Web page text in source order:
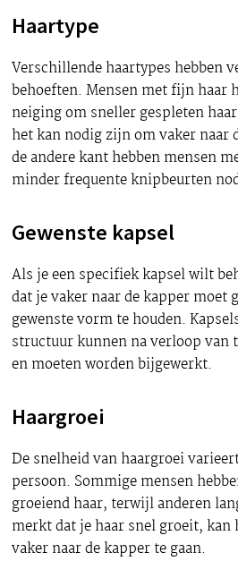
Haartype
Verschillende haartypes hebben
behoeften. Mensen met fijn haar
neiging om sneller gespleten
het kan nodig zijn om vaker naar
de andere kant hebben mensen
minder frequente knipbeurten
Gewenste kapsel
Als je een specifiek kapsel wilt
dat je vaker naar de kapper moet
gewenste vorm te houden.
structuur kunnen na verloop
en moeten worden bijgewerkt.
Haargroei
De snelheid van haargroei
persoon. Sommige mensen
groeiend haar, terwijl anderen
merkt dat je haar snel groeit,
vaker naar de kapper te gaan.